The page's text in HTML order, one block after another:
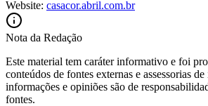
Website: casacor.abril.com.br
Nota da Redação
Este material tem caráter informativo e foi
conteúdos de fontes externas e assessorias
informações e opiniões são de
fontes.